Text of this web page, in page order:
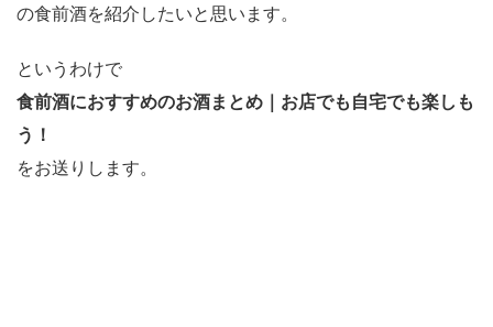
の食前酒を紹介したいと思います。
というわけで
食前酒におすすめのお酒まとめ｜お店でも自宅でも楽しも
う！
をお送りします。